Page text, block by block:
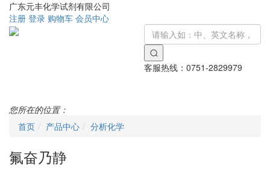
广东元丰化学试剂有限公司
注册 登录 购物车 会员中心
客服热线： 0751-2829979
您所在的位置：
首页
产品中心 分析化学
氟奋乃静